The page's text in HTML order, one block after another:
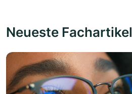
Neueste Fachartikel